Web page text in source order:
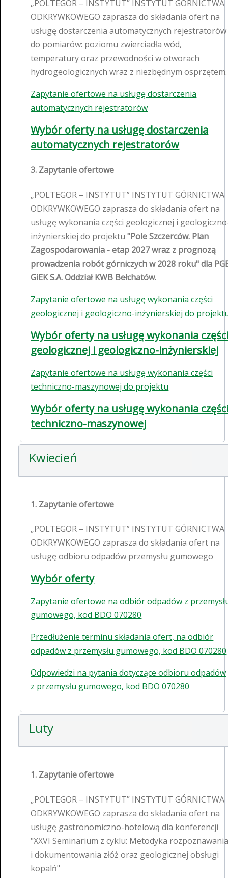
„POLTEGOR – INSTYTUT” INSTYTUT GÓRNICTWA
ODKRYWKOWEGO zaprasza do składania ofert na
usługę dostarczenia automatycznych rejestratorów
do pomiarów: poziomu zwierciadła wód,
temperatury oraz przewodności w otworach
hydrogeologicznych wraz z niezbędnym osprzętem.
Zapytanie ofertowe na usługę dostarczenia
automatycznych rejestratorów
Wybór oferty na usługę dostarczenia
automatycznych rejestratorów
3. Zapytanie ofertowe
„POLTEGOR – INSTYTUT” INSTYTUT GÓRNICTWA
ODKRYWKOWEGO zaprasza do składania ofert na
usługę wykonania części geologicznej i
inżynierskiej do projektu"Pole Szczerców. Plan
Zagospodarowania - etap 2027 wraz z prognozą
prowadzenia robót górniczych w 2028 roku" dla
GiEK S.A. Oddział KWB Bełchatów.
Zapytanie ofertowe na usługę wykonania części
geologicznej i geologiczno-inżynierskiej do
Wybór oferty na usługę wykonania
geologicznej i geologiczno-inżynierskiej
Zapytanie ofertowe na usługę wykonania części
techniczno-maszynowej do projektu
Wybór oferty na usługę wykonania
techniczno-maszynowej
Kwiecień
1. Zapytanie ofertowe
„POLTEGOR – INSTYTUT” INSTYTUT GÓRNICTWA
ODKRYWKOWEGO zaprasza do składania ofert na
usługę odbioru odpadów przemysłu gumowego
Wybór oferty
Zapytanie ofertowe na odbiór odpadów z
gumowego, kod BDO 070280
Przedłużenie terminu składania ofert, na odbiór
odpadów z przemysłu gumowego, kod BDO 070280
Odpowiedzi na pytania dotyczące odbioru odpadów
z przemysłu gumowego, kod BDO 070280
Luty
1. Zapytanie ofertowe
„POLTEGOR – INSTYTUT” INSTYTUT GÓRNICTWA
ODKRYWKOWEGO zaprasza do składania ofert na
usługę gastronomiczno-hotelową dla konferencji
"XXVI Seminarium z cyklu: Metodyka
i dokumentowania złóż oraz geologicznej obsługi
kopalń"